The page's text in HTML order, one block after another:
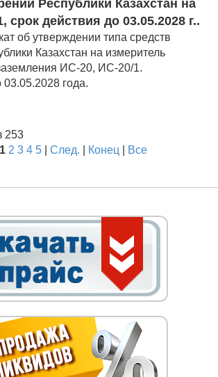
Республики Казахстан на
срок действия до 03.05.2028 г..
об утверждении типа средств
Казахстан на измеритель
ИС-20, ИС-20/1.
года.
253
1 2 3 4 5 След. Конец Все